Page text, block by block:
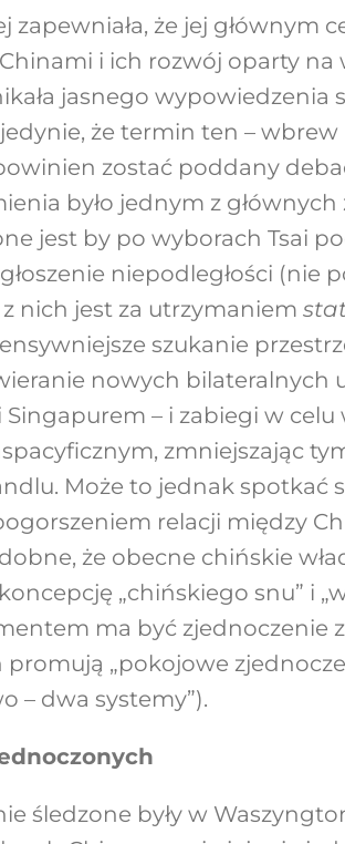
że jej głównym
i ich rozwój oparty na
jasnego wypowiedzenia
że termin ten – wbrew
zostać poddany
było jednym z
jest by po wyborach Tsai
niepodległości (nie
nich jest za utrzymaniem
szukanie
nowych bilateralnych
– i zabiegi w celu
zmniejszając
Może to jednak spotkać
relacji między
że obecne chińskie
„chińskiego snu” i
ma być zjednoczenie
„pokojowe
– dwa systemy”).
śledzone były w